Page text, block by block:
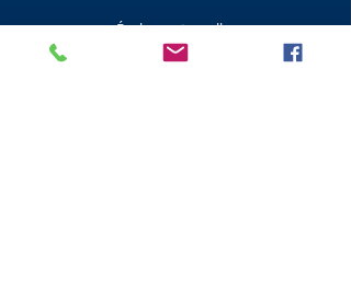
Écoles maternelles
L'école de la boussole
Route de l'Ouest